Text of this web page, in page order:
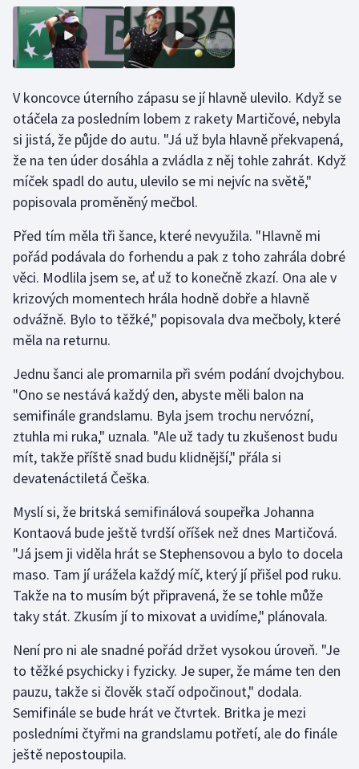
Stolní tenis
Triatlon
Vodní slalom
Volejbal
Ostatní
V koncovce úterního zápasu se jí hlavně ulevilo. Když se
otáčela za posledním lobem z rakety Martičové, nebyla
si jistá, že půjde do autu. "Já už byla hlavně překvapená,
že na ten úder dosáhla a zvládla z něj tohle zahrát. Když
míček spadl do autu, ulevilo se mi nejvíc na světě,"
popisovala proměněný mečbol.
Před tím měla tři šance, které nevyužila. "Hlavně mi
pořád podávala do forhendu a pak z toho zahrála dobré
věci. Modlila jsem se, ať už to konečně zkazí. Ona ale v
krizových momentech hrála hodně dobře a hlavně
odvážně. Bylo to těžké," popisovala dva mečboly, které
měla na returnu.
Jednu šanci ale promarnila při svém podání dvojchybou.
"Ono se nestává každý den, abyste měli balon na
semifinále grandslamu. Byla jsem trochu nervózní,
ztuhla mi ruka," uznala. "Ale už tady tu zkušenost budu
mít, takže příště snad budu klidnější," přála si
devatenáctiletá Češka.
Myslí si, že britská semifinálová soupeřka Johanna
Kontaová bude ještě tvrdší oříšek než dnes Martičová.
"Já jsem ji viděla hrát se Stephensovou a bylo to docela
maso. Tam jí urážela každý míč, který jí přišel pod ruku.
Takže na to musím být připravená, že se tohle může
taky stát. Zkusím jí to mixovat a uvidíme," plánovala.
Není pro ni ale snadné pořád držet vysokou úroveň. "Je
to těžké psychicky i fyzicky. Je super, že máme ten den
pauzu, takže si člověk stačí odpočinout," dodala.
Semifinále se bude hrát ve čtvrtek. Britka je mezi
posledními čtyřmi na grandslamu potřetí, ale do finále
ještě nepostoupila.